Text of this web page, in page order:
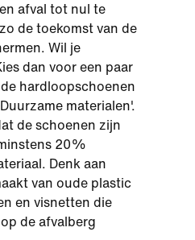
afval tot nul te
de toekomst van de
Wil je
dan voor een paar
hardloopschoenen
materialen'.
de schoenen zijn
20%
Denk aan
van oude plastic
en visnetten die
de afvalberg